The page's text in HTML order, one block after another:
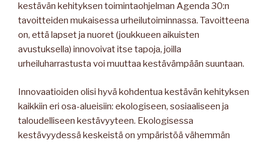
kestävän kehityksen toimintaohjelman Agenda 30:n
tavoitteiden mukaisessa urheilutoiminnassa. Tavoitteena
on, että lapset ja nuoret (joukkueen aikuisten
avustuksella) innovoivat itse tapoja, joilla
urheiluharrastusta voi muuttaa kestävämpään suuntaan.
Innovaatioiden olisi hyvä kohdentua kestävän kehityksen
kaikkiin eri osa-alueisiin: ekologiseen, sosiaaliseen ja
taloudelliseen kestävyyteen. Ekologisessa
kestävyydessä keskeistä on ympäristöä vähemmän